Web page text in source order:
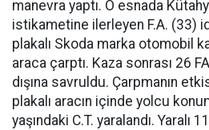
manevra yaptı. O esnada
istikametine ilerleyen F.A. (33)
plakalı Skoda marka otomobil
araca çarptı. Kaza sonrası 26
dışına savruldu. Çarpmanın
plakalı aracın içinde yolcu
yaşındaki C.T. yaralandı. Yaralı